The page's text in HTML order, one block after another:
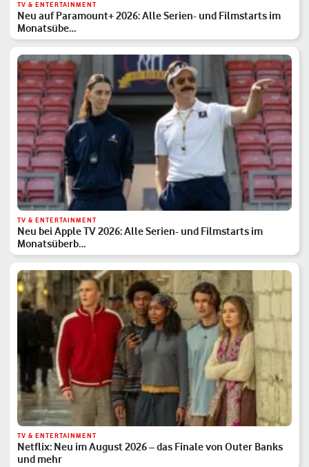
TV & ENTERTAINMENT
Neu auf Paramount+ 2026: Alle Serien- und Filmstarts im
Monatsübe…
TV & ENTERTAINMENT
Neu bei Apple TV 2026: Alle Serien- und Filmstarts im
Monatsüberb…
TV & ENTERTAINMENT
Netflix: Neu im August 2026 – das Finale von Outer Banks
und mehr